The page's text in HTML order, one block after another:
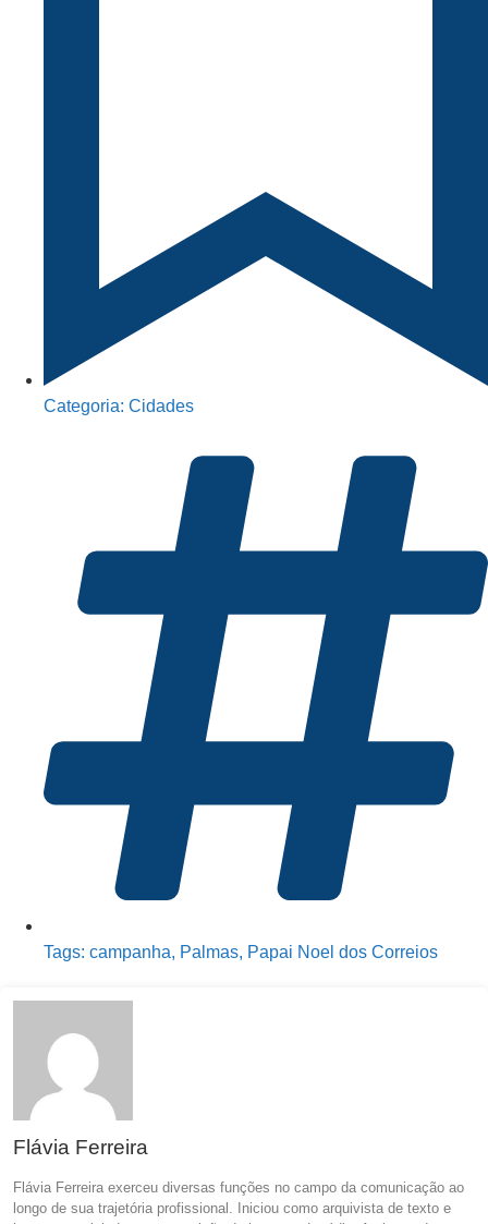
Categoria: Cidades
Tags: campanha, Palmas, Papai Noel dos Correios
Flávia Ferreira
Flávia Ferreira exerceu diversas funções no campo da comunicação ao
longo de sua trajetória profissional. Iniciou como arquivista de texto e